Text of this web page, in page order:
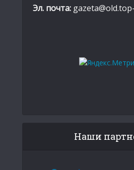
Эл. почта:
Наши